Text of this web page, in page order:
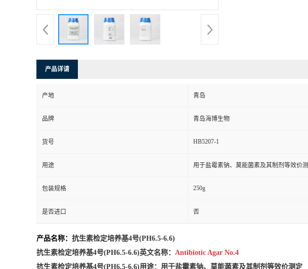
产品详请
产地 青岛
品牌 青岛海博生物
货号 HB5207-1
用途 用于盐霉素钠、莫能菌素及其制剂等效价测
包装规格 250g
是否进口 否
产品名称： 抗生素检定培养基4号(PH6.5-6.6)
抗生素检定培养基4号(PH6.5-6.6)英文名称： Antibiotic Agar No.4
抗生素检定培养基4号(PH6.5-6.6)用途： 用于盐霉素钠、莫能菌素及其制剂等效价测定